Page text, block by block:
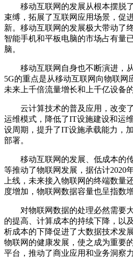
移动互联网的发展从根本摆脱了
束缚，拓展了互联网应用场景，促
新。移动互联网的发展极大带动了
智能手机和平板电脑的市场占有量
脑。
移动互联网自身也不断演进，从
5G的重点是从移动互联网向物联网
未来上千倍流量增长和上千亿设备
云计算技术的普及应用，改变了
运维模式，降低了IT设施建设和运
设周期，提升了IT设施承载能力，
部署。
移动互联网的发展、低成本的传
等推动了物联网发展，据估计2020
上线，未来接入物联网的终端数量
度增加，物联网数据容量也呈指数
对物联网数据的处理必然需要大
的提高、计算成本的持续下降，以
析成本的下降促进了大数据技术发
物联网的健康发展，使之成为重要
平台，推动了商业应用和业务洞察